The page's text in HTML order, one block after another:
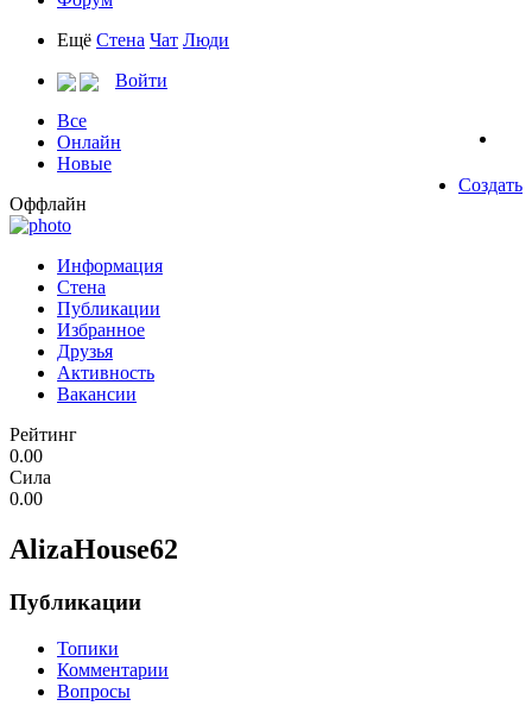
Ещё Стена Чат Люди
Войти
Все
Онлайн
Новые
Создать
Оффлайн
Информация
Стена
Публикации
Избранное
Друзья
Активность
Вакансии
Рейтинг
0.00
Сила
0.00
AlizaHouse62
Публикации
Топики
Комментарии
Вопросы